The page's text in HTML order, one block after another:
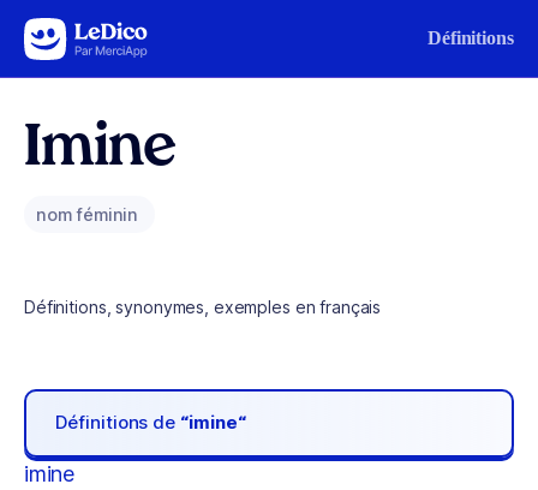
Aller au contenu Définitions
Imine
nom féminin
Définitions, synonymes, exemples en français
Définitions de “imine“
imine